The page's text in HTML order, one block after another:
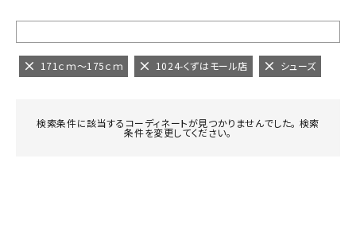
171ｃｍ～175ｃｍ 1024-くずはモール店 シューズ
検索条件に該当するコーディネートが見つかりませんでした。 検索
条件を変更してください。